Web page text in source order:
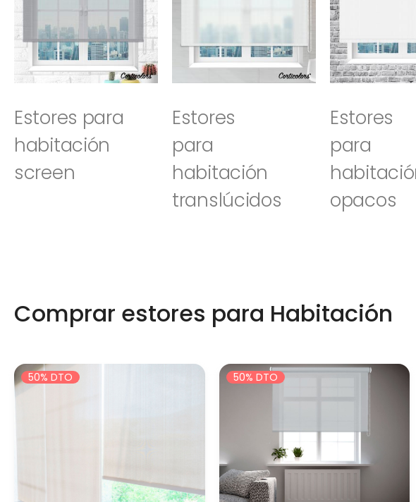
Estores para
habitación
screen
Estores
para
habitación
translúcidos
Estores
para
opacos
Comprar estores para Habitación
50% DTO 50% DTO